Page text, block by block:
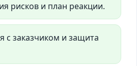
рисков и план реакции.
с заказчиком и защита